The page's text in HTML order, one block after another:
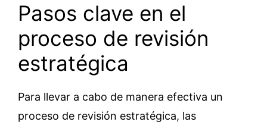
Pasos clave en el
proceso de revisión
estratégica
Para llevar a cabo de manera efectiva un
proceso de revisión estratégica, las